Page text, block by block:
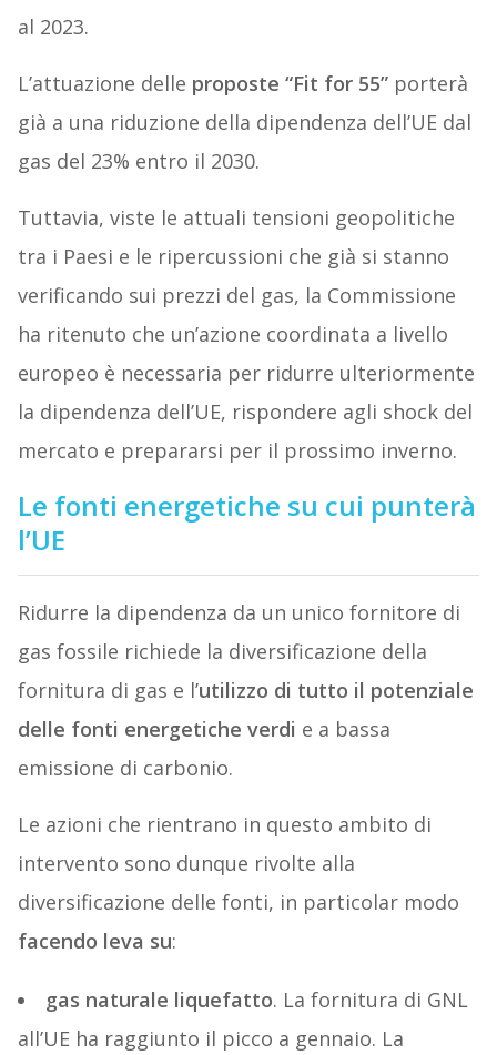
al 2023.
L’attuazione delle proposte “Fit for 55”porterà
già a una riduzione della dipendenza dell’UE dal
gas del 23% entro il 2030.
Tuttavia, viste le attuali tensioni geopolitiche
tra i Paesi e le ripercussioni che già si stanno
verificando sui prezzi del gas, la Commissione
ha ritenuto che un’azione coordinata a livello
europeo è necessaria per ridurre ulteriormente
la dipendenza dell’UE, rispondere agli shock del
mercato e prepararsi per il prossimo inverno.
Le fonti energetiche su cui punterà
l’UE
Ridurre la dipendenza da un unico fornitore di
gas fossile richiede la diversificazione della
fornitura di gas e l’utilizzo di tutto il potenziale
delle fonti energetiche verdi e a bassa
emissione di carbonio.
Le azioni che rientrano in questo ambito di
intervento sono dunque rivolte alla
diversificazione delle fonti, in particolar modo
facendo leva su:
gas naturale liquefatto. La fornitura di GNL
all’UE ha raggiunto il picco a gennaio. La